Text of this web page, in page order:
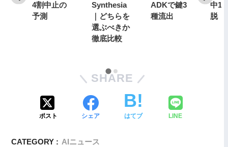
4割中止の
予測
Synthesia
｜どちらを
選ぶべきか
徹底比較
ADKで鍵3
種流出
中19
脱
SHARE
ポスト シェア はてブ LINE
CATEGORY : AIニュース